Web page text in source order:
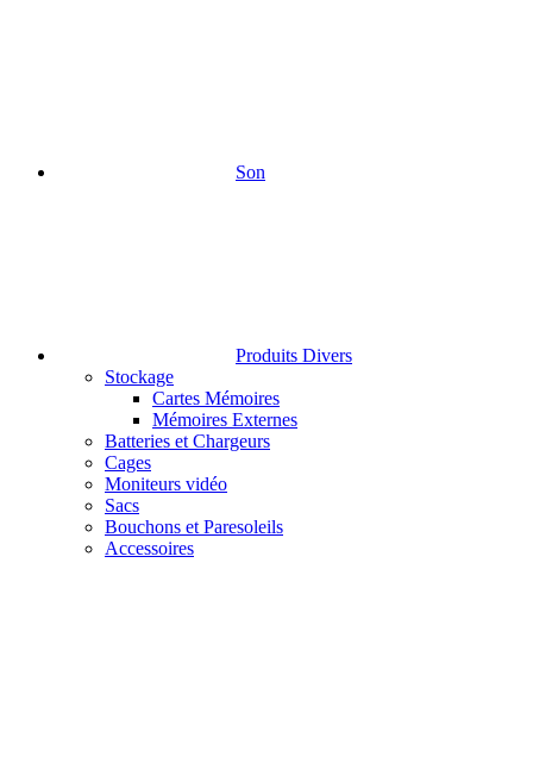
Son
Produits Divers
Stockage
Cartes Mémoires
Mémoires Externes
Batteries et Chargeurs
Cages
Moniteurs vidéo
Sacs
Bouchons et Paresoleils
Accessoires